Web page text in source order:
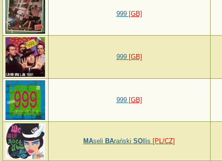
999 [GB]
999 [GB]
999 [GB]
MAseli BArański SO llis [PL/CZ]